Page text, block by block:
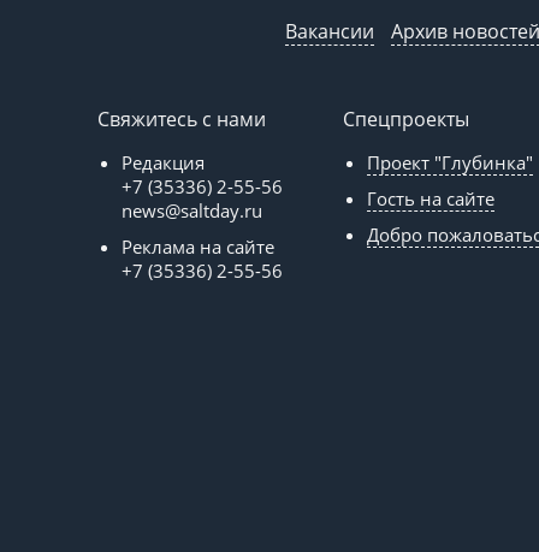
Вакансии Архив новостей
Свяжитесь с нами
Редакция
+7 (35336) 2-55-56
news@saltday.ru
Реклама на сайте
+7 (35336) 2-55-56
Спецпроекты
Проект "Глубинка"
Гость на сайте
Добро